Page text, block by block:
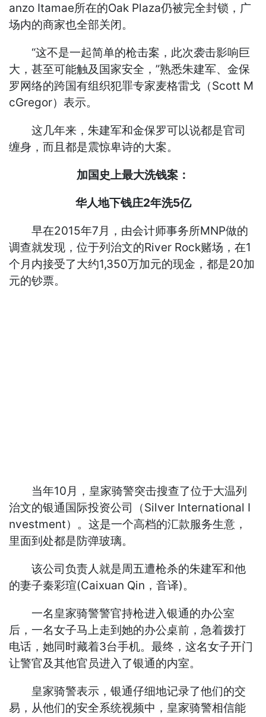
anzo Itamae所在的Oak Plaza仍被完全封锁，广
场内的商家也全部关闭。
“这不是一起简单的枪击案，此次袭击影响巨
大，甚至可能触及国家安全，”熟悉朱建军、金保
罗网络的跨国有组织犯罪专家麦格雷戈（Scott M
cGregor）表示。
这几年来，朱建军和金保罗可以说都是官司
缠身，而且都是震惊卑诗的大案。
加国史上最大洗钱案：
华人地下钱庄2年洗5亿
早在2015年7月，由会计师事务所MNP做的
调查就发现，位于列治文的River Rock赌场，在1
个月内接受了大约1,350万加元的现金，都是20加
元的钞票。
当年10月，皇家骑警突击搜查了位于大温列
治文的银通国际投资公司（Silver International I
nvestment）。这是一个高档的汇款服务生意，
里面到处都是防弹玻璃。
该公司负责人就是周五遭枪杀的朱建军和他
的妻子秦彩瑄(Caixuan Qin，音译)。
一名皇家骑警警官持枪进入银通的办公室
后，一名女子马上走到她的办公桌前，急着拨打
电话，她同时藏着3台手机。最终，这名女子开门
让警官及其他官员进入了银通的内室。
皇家骑警表示，银通仔细地记录了他们的交
易，从他们的安全系统视频中，皇家骑警相信能